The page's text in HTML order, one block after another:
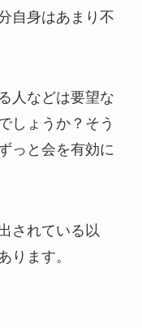
自身はあまり不
人などは要望な
しょうか？そう
っと会を有効に
されている以
ります。